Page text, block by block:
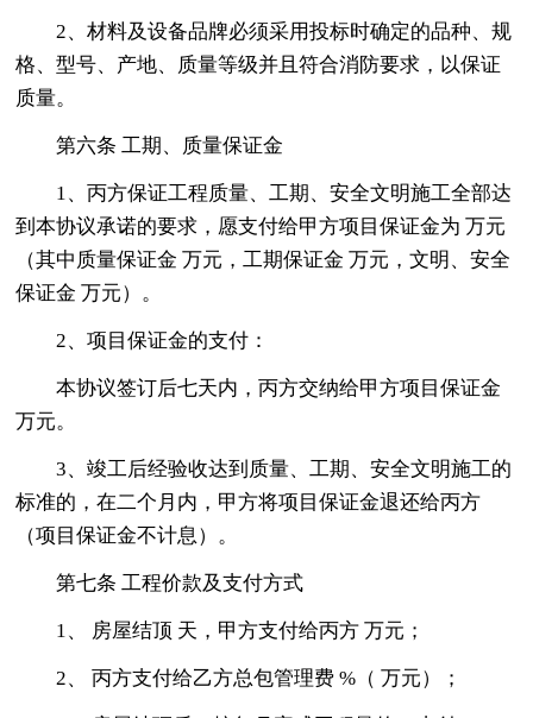
2、材料及设备品牌必须采用投标时确定的品种、规
格、型号、产地、质量等级并且符合消防要求，以保证
质量。
第六条 工期、质量保证金
1、丙方保证工程质量、工期、安全文明施工全部达
到本协议承诺的要求，愿支付给甲方项目保证金为 万元
（其中质量保证金 万元，工期保证金 万元，文明、安全
保证金 万元）。
2、项目保证金的支付：
本协议签订后七天内，丙方交纳给甲方项目保证金
万元。
3、竣工后经验收达到质量、工期、安全文明施工的
标准的，在二个月内，甲方将项目保证金退还给丙方
（项目保证金不计息）。
第七条 工程价款及支付方式
1、 房屋结顶 天，甲方支付给丙方 万元；
2、 丙方支付给乙方总包管理费 %（ 万元）；